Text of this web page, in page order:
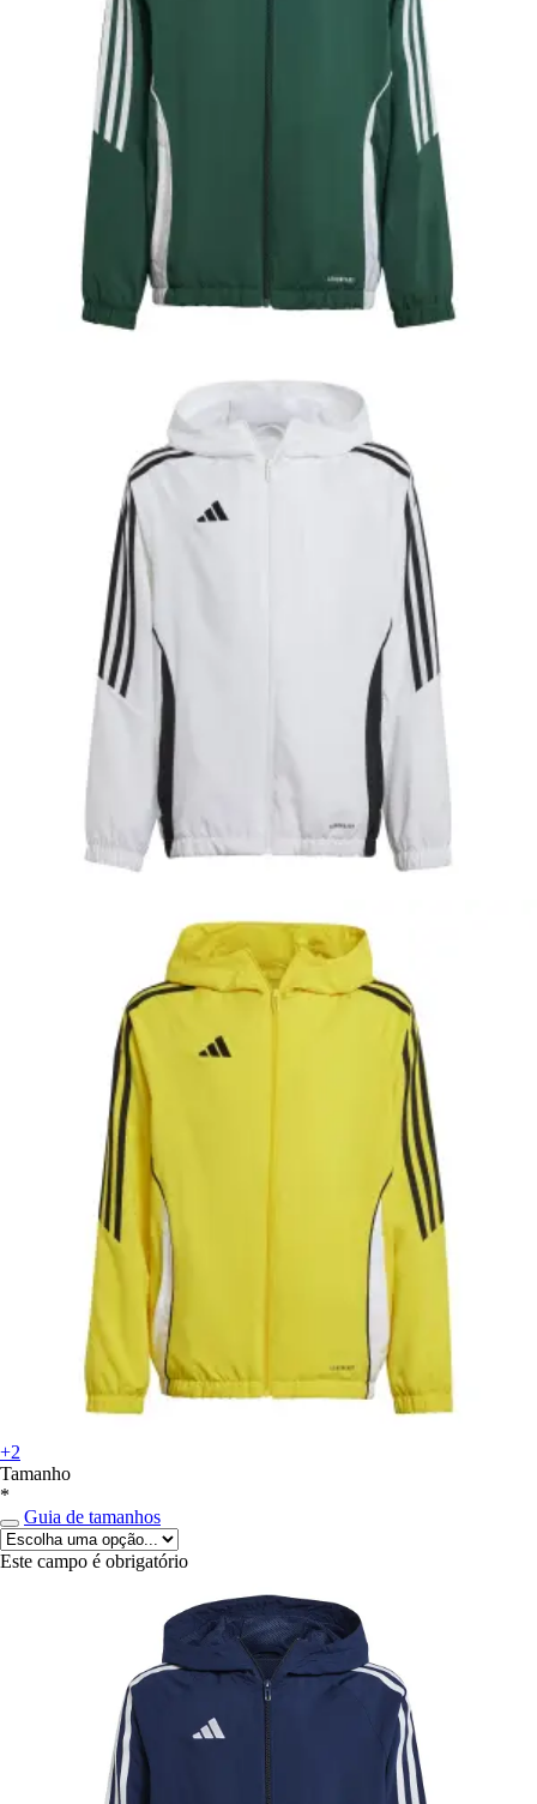
+2
Tamanho
*
Guia de tamanhos
Este campo é obrigatório